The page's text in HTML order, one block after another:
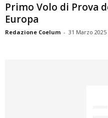
Primo Volo di Prova
Europa
Redazione Coelum - 31 Marzo 2025